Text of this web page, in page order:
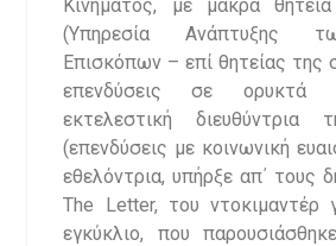
Κινήματος, με μακρά
(Υπηρεσία Ανάπτυξης
Επισκόπων – επί θητείας της
επενδύσεις σε ορυκτά
εκτελεστική διευθύντρια
(επενδύσεις με κοινωνική
εθελόντρια, υπήρξε απ΄ τους
The Letter, του ντοκιμαντέρ
εγκύκλιο, που